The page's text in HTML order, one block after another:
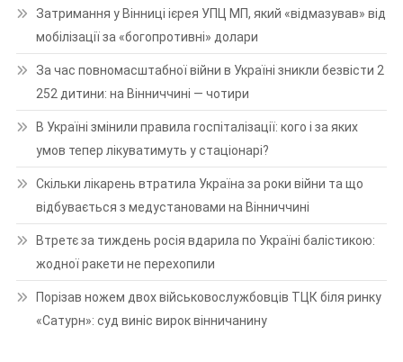
Затримання у Вінниці ієрея УПЦ МП, який «відмазував» від
мобілізації за «богопротивні» долари
За час повномасштабної війни в Україні зникли безвісти 2
252 дитини: на Вінниччині — чотири
В Україні змінили правила госпіталізації: кого і за яких
умов тепер лікуватимуть у стаціонарі?
Скільки лікарень втратила Україна за роки війни та що
відбувається з медустановами на Вінниччині
Втретє за тиждень росія вдарила по Україні балістикою:
жодної ракети не перехопили
Порізав ножем двох військовослужбовців ТЦК біля ринку
«Сатурн»: суд виніс вирок вінничанину